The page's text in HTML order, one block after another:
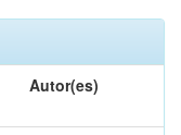
Autor(es)